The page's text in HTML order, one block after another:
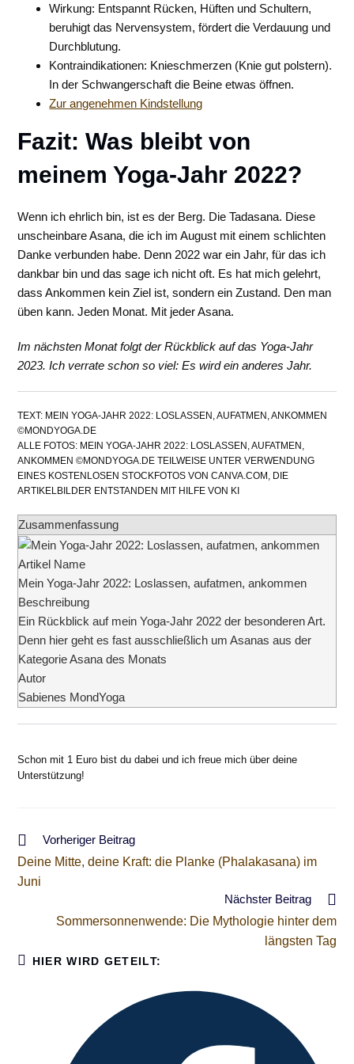
Wirkung: Entspannt Rücken, Hüften und Schultern,
beruhigt das Nervensystem, fördert die Verdauung und
Durchblutung.
Kontraindikationen: Knieschmerzen (Knie gut polstern).
In der Schwangerschaft die Beine etwas öffnen.
Zur angenehmen Kindstellung
Fazit: Was bleibt von
meinem Yoga-Jahr 2022?
Wenn ich ehrlich bin, ist es der Berg. Die Tadasana. Diese
unscheinbare Asana, die ich im August mit einem schlichten
Danke verbunden habe. Denn 2022 war ein Jahr, für das ich
dankbar bin und das sage ich nicht oft. Es hat mich gelehrt,
dass Ankommen kein Ziel ist, sondern ein Zustand. Den man
üben kann. Jeden Monat. Mit jeder Asana.
Im nächsten Monat folgt der Rückblick auf das Yoga-Jahr
2023. Ich verrate schon so viel: Es wird ein anderes Jahr.
TEXT: MEIN YOGA-JAHR 2022: LOSLASSEN, AUFATMEN, ANKOMMEN
©MONDYOGA.DE
ALLE FOTOS: MEIN YOGA-JAHR 2022: LOSLASSEN, AUFATMEN,
ANKOMMEN ©MONDYOGA.DE TEILWEISE UNTER VERWENDUNG
EINES KOSTENLOSEN STOCKFOTOS VON CANVA.COM, DIE
ARTIKELBILDER ENTSTANDEN MIT HILFE VON KI
Zusammenfassung
Artikel Name
Mein Yoga-Jahr 2022: Loslassen, aufatmen, ankommen
Beschreibung
Ein Rückblick auf mein Yoga-Jahr 2022 der besonderen Art.
Denn hier geht es fast ausschließlich um Asanas aus der
Kategorie Asana des Monats
Autor
Sabienes MondYoga
Schon mit 1 Euro bist du dabei und ich freue mich über deine
Unterstützung!
Weitere
ansehen
Vorheriger Beitrag
Deine Mitte, deine Kraft: die Planke (Phalakasana) im
Juni
Nächster Beitrag
Sommersonnenwende: Die Mythologie hinter dem
längsten Tag
HIER WIRD GETEILT:
neuen